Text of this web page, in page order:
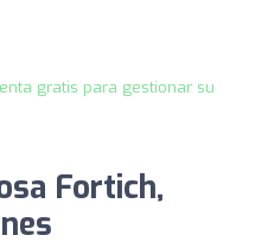
gratis para gestionar su
Fortich,